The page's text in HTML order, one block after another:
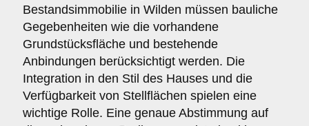
Bestandsimmobilie in Wilden müssen bauliche
Gegebenheiten wie die vorhandene
Grundstücksfläche und bestehende
Anbindungen berücksichtigt werden. Die
Integration in den Stil des Hauses und die
Verfügbarkeit von Stellflächen spielen eine
wichtige Rolle. Eine genaue Abstimmung auf